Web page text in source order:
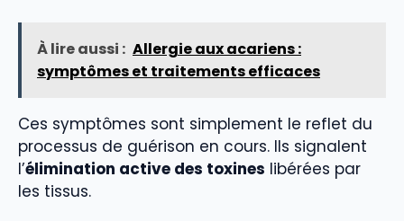
À lire aussi : Allergie aux acariens :
symptômes et traitements efficaces
Ces symptômes sont simplement le reflet du
processus de guérison en cours. Ils signalent
l’élimination active des toxines libérées par
les tissus.